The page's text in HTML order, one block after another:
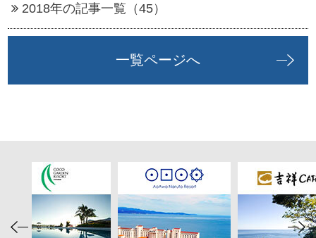
2018年の記事一覧（45）
一覧ページへ